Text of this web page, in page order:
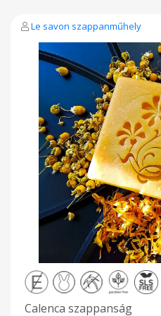
Le savon szappanműhely
Calenca szappanság